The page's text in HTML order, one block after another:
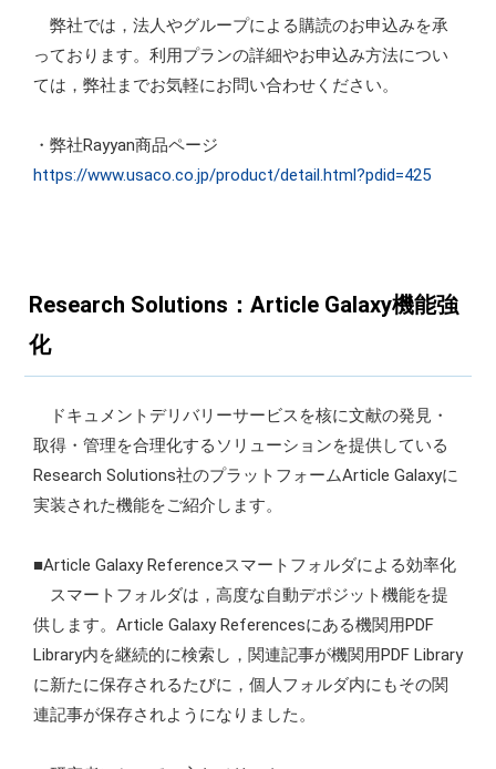
弊社では，法人やグループによる購読のお申込みを承
っております。利用プランの詳細やお申込み方法につい
ては，弊社までお気軽にお問い合わせください。
・弊社Rayyan商品ページ
https://www.usaco.co.jp/product/detail.html?pdid=425
Research Solutions：Article Galaxy機能強
化
ドキュメントデリバリーサービスを核に文献の発見・
取得・管理を合理化するソリューションを提供している
Research Solutions社のプラットフォームArticle Galaxyに
実装された機能をご紹介します。
■Article Galaxy Referenceスマートフォルダによる効率化
スマートフォルダは，高度な自動デポジット機能を提
供します。Article Galaxy Referencesにある機関用PDF
Library内を継続的に検索し，関連記事が機関用PDF Library
に新たに保存されるたびに，個人フォルダ内にもその関
連記事が保存されようになりました。